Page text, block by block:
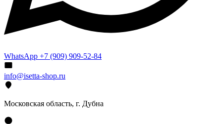
WhatsApp +7 (909) 909-52-84
info@isetta-shop.ru
Московская область, г. Дубна